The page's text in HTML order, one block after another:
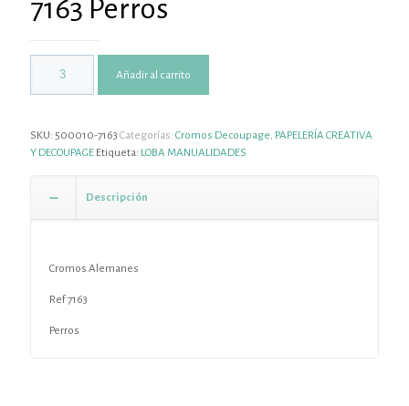
7163 Perros
Añadir al carrito
SKU: 500010-7163 Categorías: Cromos Decoupage, PAPELERÍA CREATIVA
Y DECOUPAGE Etiqueta: LOBA MANUALIDADES
Descripción
Cromos Alemanes
Ref 7163
Perros